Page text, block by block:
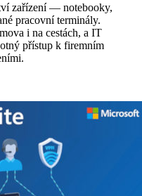
zařízení — notebooky,
pracovní terminály.
i na cestách, a IT
přístup k firemním